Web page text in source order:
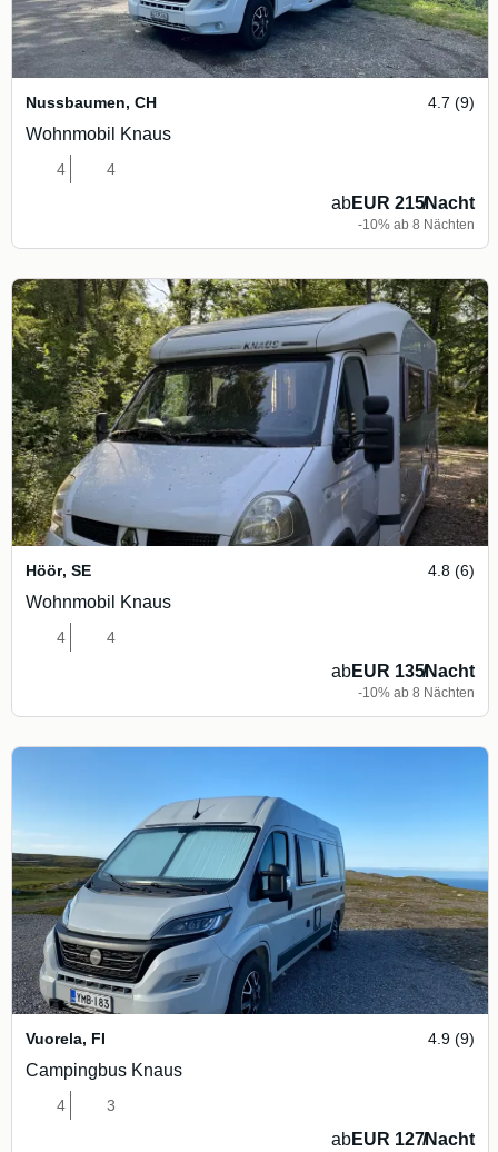
Nussbaumen, CH 4.7 (9)
Wohnmobil Knaus
4 4
abEUR 215/Nacht
-10% ab 8 Nächten
Höör, SE 4.8 (6)
Wohnmobil Knaus
4 4
abEUR 135/Nacht
-10% ab 8 Nächten
Vuorela, FI 4.9 (9)
Campingbus Knaus
4 3
abEUR 127/Nacht